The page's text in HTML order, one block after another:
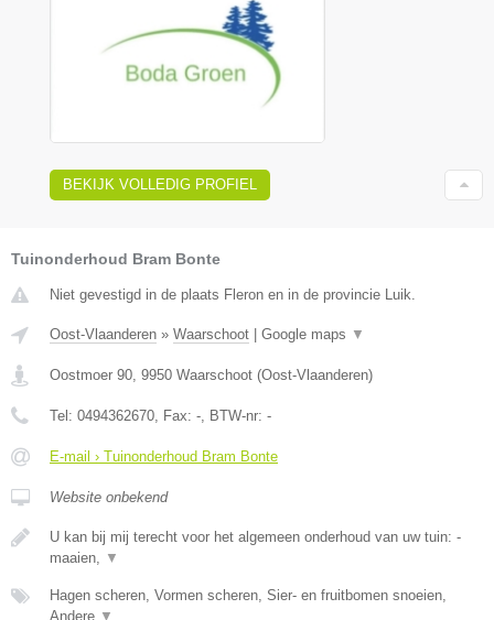
BEKIJK VOLLEDIG PROFIEL
Tuinonderhoud Bram Bonte
Niet gevestigd in de plaats Fleron en in de provincie Luik.
Oost-Vlaanderen » Waarschoot Google maps ▼
Oostmoer 90, 9950 Waarschoot (Oost-Vlaanderen)
Tel: 0494362670, Fax: -, BTW-nr: -
E-mail › Tuinonderhoud Bram Bonte
Website onbekend
U kan bij mij terecht voor het algemeen onderhoud van uw tuin: -
maaien, ▼
Hagen scheren, Vormen scheren, Sier- en fruitbomen snoeien,
Andere ▼